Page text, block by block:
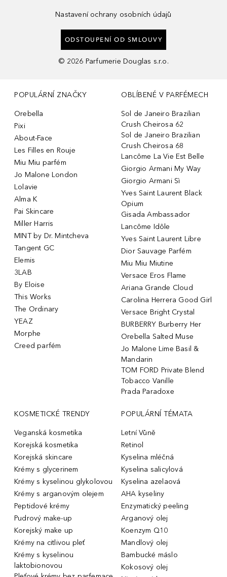
Nastavení ochrany osobních údajů
ODSTOUPENÍ OD SMLOUVY
© 2026 Parfumerie Douglas s.r.o.
POPULÁRNÍ ZNAČKY
Orebella
Pixi
About-Face
Les Filles en Rouje
Miu Miu parfém
Jo Malone London
Lolavie
Alma K
Pai Skincare
Miller Harris
MINT by Dr. Mintcheva
Tangent GC
Elemis
3LAB
By Eloise
This Works
The Ordinary
YEAZ
Morphe
Creed parfém
OBLÍBENÉ V PARFÉMECH
Sol de Janeiro Brazilian
Crush Cheirosa 62
Sol de Janeiro Brazilian
Crush Cheirosa 68
Lancôme La Vie Est Belle
Giorgio Armani My Way
Giorgio Armani Sì
Yves Saint Laurent Black
Opium
Gisada Ambassador
Lancôme Idôle
Yves Saint Laurent Libre
Dior Sauvage Parfém
Miu Miu Miutine
Versace Eros Flame
Ariana Grande Cloud
Carolina Herrera Good Girl
Versace Bright Crystal
BURBERRY Burberry Her
Orebella Salted Muse
Jo Malone Lime Basil &
Mandarin
TOM FORD Private Blend
Tobacco Vanille
Prada Paradoxe
KOSMETICKÉ TRENDY
Veganská kosmetika
Korejská kosmetika
Korejská skincare
Krémy s glycerinem
Krémy s kyselinou glykolovou
Krémy s arganovým olejem
Peptidové krémy
Pudrový make-up
Korejský make up
Krémy na citlivou pleť
Krémy s kyselinou
laktobionovou
POPULÁRNÍ TÉMATA
Letní Vůně
Retinol
Kyselina mléčná
Kyselina salicylová
Kyselina azelaová
AHA kyseliny
Enzymatický peeling
Arganový olej
Koenzym Q10
Mandlový olej
Bambucké máslo
Kokosový olej